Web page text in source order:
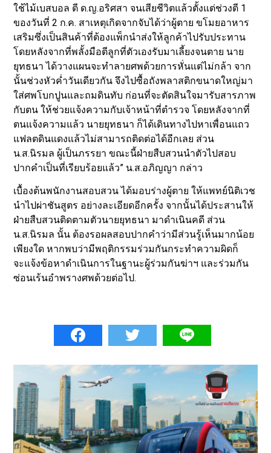
ใช้ไม้เบสบอล ตี ด.ญ.อริศสา จนเสียชีวิตแล้วตั้งแต่ช่วงตี 1
ของวันที่ 2 ก.ค. สาเหตุเกิดจากจับได้ว่าผู้ตาย ขโมยอาหาร
เสริมซึ่งเป็นสินค้าที่ต้องแพ็กนำส่งให้ลูกค้าไปรับประทาน
โดยหลังจากที่พลั้งมือตีลูกที่ตัวเองรับมาเลี้ยงจนตาย นาย
ยุทธนา ได้วางแผนจะทำลายศพด้วยการหั่นแต่ไม่กล้า จาก
นั้นช่วงหัวค่ำวันเดียวกัน จึงไปซื้อถังพลาสติกขนาดใหญ่มา
ใส่ศพโบกปูนและถมดินทับ ก่อนที่จะตัดสินใจมารับสารภาพ
กับตน ให้ช่วยแจ้งความกับเจ้าหน้าที่ตำรวจ โดยหลังจากที่
ตนแจ้งความแล้ว นายยุทธนา ก็ได้เดินทางไปหาเพื่อนแถว
แฟลตดินแดงแล้วไม่สามารถติดต่อได้อีกเลย ส่วน
น.ส.นิรมล ผู้เป็นภรรยา ขณะนี้ฝ่ายสืบสวนนำตัวไปสอบ
ปากคำเป็นที่เรียบร้อยแล้ว” น.ส.อภิญญา กล่าว
เบื้องต้นพนักงานสอบสวน ได้มอบร่างผู้ตาย ให้แพทย์นิติเวช
นำไปผ่าชันสูตร อย่างละเอียดอีกครั้ง จากนั้นได้ประสานให้
ฝ่ายสืบสวนติดตามตัวนายยุทธนา มาดำเนินคดี ส่วน
น.ส.นิรมล นั้น ต้องรอผลสอบปากคำว่ามีส่วนรู้เห็นมากน้อย
เพียงใด หากพบว่ามีพฤติกรรมร่วมกันกระทำความผิดก็
จะแจ้งข้อหาดำเนินการในฐานะผู้ร่วมกันฆ่าฯ และร่วมกัน
ซ่อนเร้นอำพรางศพด้วยต่อไป.